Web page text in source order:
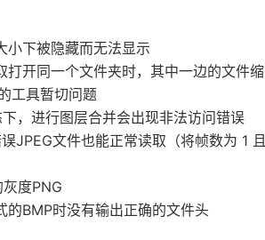
小下被隐藏而无法显示
打开同一个文件夹时，其中一边的文件
工具暂切问题
，进行图层合并会出现非法访问错误
JPEG文件也能正常读取（将帧数为 1
度PNG
的BMP时没有输出正确的文件头